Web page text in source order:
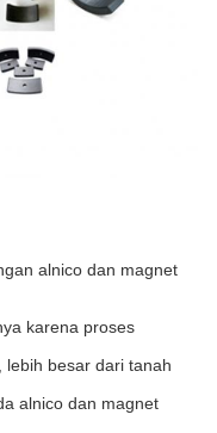
alnico dan magnet
karena proses
lebih besar dari tanah
alnico dan magnet